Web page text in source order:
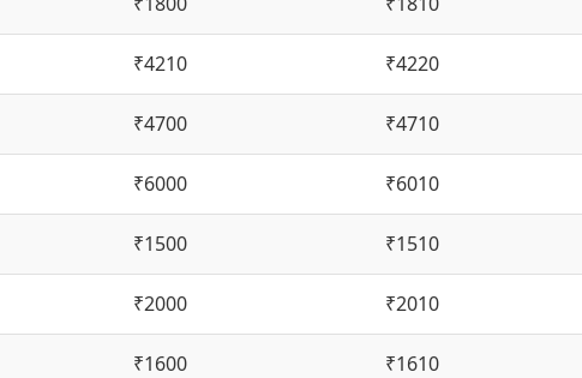
₹4210 ₹4220
₹4700 ₹4710
₹6000 ₹6010
₹1500 ₹1510
₹2000 ₹2010
₹1600 ₹1610